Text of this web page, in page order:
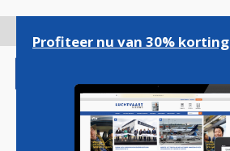
gaan
Profiteer nu van 30% korting